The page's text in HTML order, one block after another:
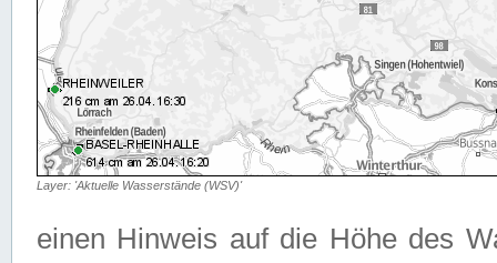
Layer: 'Aktuelle Wasserstände (WSV)'
einen Hinweis auf die Höhe des